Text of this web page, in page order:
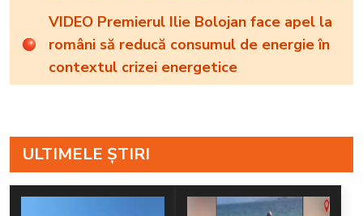
VIDEO Premierul Ilie Bolojan face apel la
români să reducă consumul de energie în
contextul crizei energetice
ULTIMELE ȘTIRI